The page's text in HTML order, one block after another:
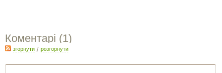
Коментарі (1)
згорнути / розгорнути